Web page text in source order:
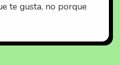
te gusta, no porque